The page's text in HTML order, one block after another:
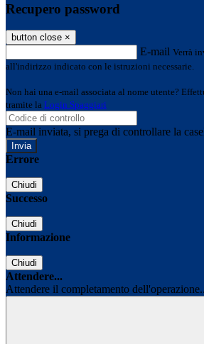
Recupero password
button close ×
E-mail Verrà
all'indirizzo indicato con le istruzioni necessarie.
Non hai una e-mail associata al nome utente?
tramite la Login Spaggiari
E-mail inviata, si prega di controllare la
Errore
Chiudi
Successo
Chiudi
Informazione
Chiudi
Attendere...
Attendere il completamento